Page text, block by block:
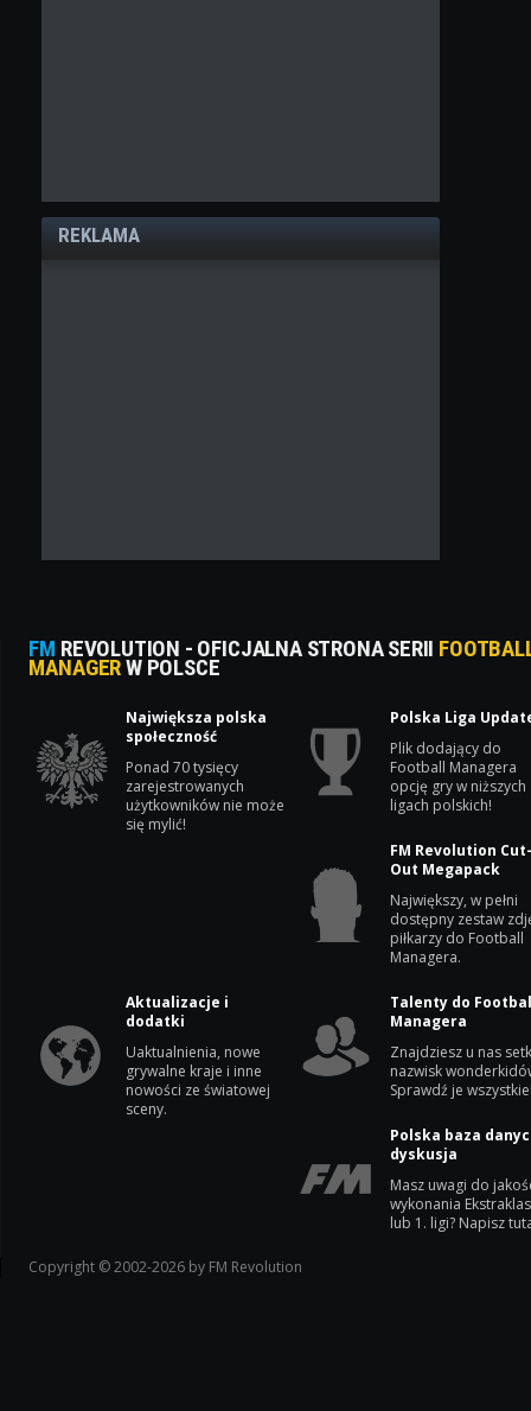
REKLAMA
FM REVOLUTION - OFICJALNA STRONA SERII
MANAGERW POLSCE
Największa polska
społeczność
Ponad 70 tysięcy
zarejestrowanych
użytkowników nie może
się mylić!
Polska Liga
Plik dodający do
Football Managera
opcję gry w niższych
ligach polskich!
FM Revolution
Out Megapack
Największy, w pełni
dostępny zestaw
piłkarzy do Football
Managera.
Aktualizacje i
dodatki
Uaktualnienia, nowe
grywalne kraje i inne
nowości ze światowej
sceny.
Talenty do
Managera
Znajdziesz u nas
nazwisk
Sprawdź je
Polska baza
dyskusja
Masz uwagi do
wykonania
lub 1. ligi? Napisz
Copyright © 2002-2026 by FM Revolution